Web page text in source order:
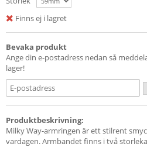
Finns ej i lagret
Bevaka produkt
Ange din e-postadress nedan så
lager!
Produktbeskrivning:
Milky Way-armringen är ett stilrent
vardagen. Armbandet finns i två